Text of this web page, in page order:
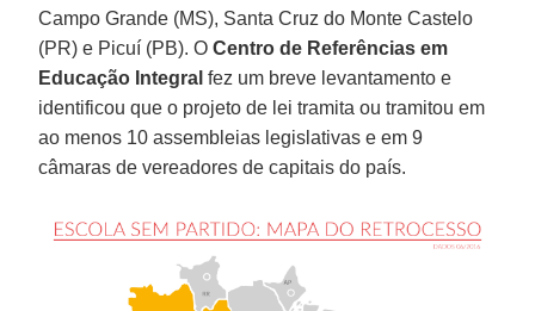
Campo Grande (MS), Santa Cruz do Monte Castelo
(PR) e Picuí (PB). OCentro de Referências em
Educação Integral fez um breve levantamento e
identificou que o projeto de lei tramita ou tramitou em
ao menos 10 assembleias legislativas e em 9
câmaras de vereadores de capitais do país.